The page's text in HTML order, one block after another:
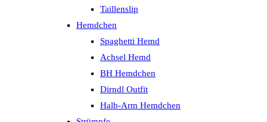
Taillenslip
Hemdchen
Spaghetti Hemd
Achsel Hemd
BH Hemdchen
Dirndl Outfit
Halb-Arm Hemdchen